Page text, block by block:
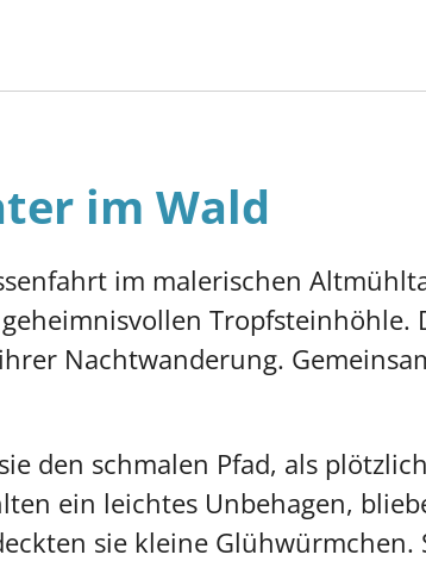
im Wald
im malerischen
Tropfsteinhöhle.
Nachtwanderung.
den schmalen Pfad, als
ein leichtes Unbehagen,
sie kleine Glühwürmchen.